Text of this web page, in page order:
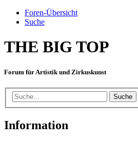
Foren-Übersicht
Suche
THE BIG TOP
Forum für Artistik und Zirkuskunst
Suche
Information